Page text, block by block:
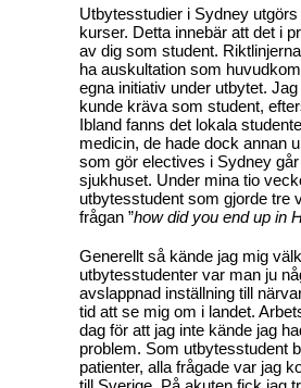
Utbytesstudier i Sydney
kurser. Detta innebär att det i
av dig som student.
ha auskultation som
egna initiativ under utbytet.
kunde kräva som student,
Ibland fanns det lokala
medicin, de hade dock annan
som gör electives i Sydney
sjukhuset. Under mina tio
utbytesstudent som gjorde tre
frågan ”how did you end up in
Generellt så kände jag mig
utbytesstudenter var man ju
avslappnad inställning till
tid att se mig om i landet.
dag för att jag inte kände jag
problem. Som utbytesstudent
patienter, alla frågade var jag